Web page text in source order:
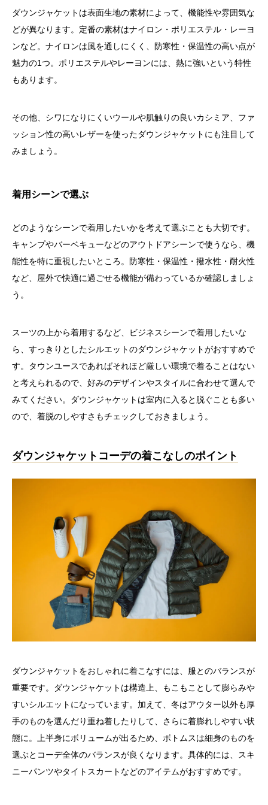
ダウンジャケットは表面生地の素材によって、機能性や雰囲気な
どが異なります。定番の素材はナイロン・ポリエステル・レーヨ
ンなど。ナイロンは風を通しにくく、防寒性・保温性の高い点が
魅力の1つ。ポリエステルやレーヨンには、熱に強いという特性
もあります。
その他、シワになりにくいウールや肌触りの良いカシミア、ファ
ッション性の高いレザーを使ったダウンジャケットにも注目して
みましょう。
着用シーンで選ぶ
どのようなシーンで着用したいかを考えて選ぶことも大切です。
キャンプやバーベキューなどのアウトドアシーンで使うなら、機
能性を特に重視したいところ。防寒性・保温性・撥水性・耐火性
など、屋外で快適に過ごせる機能が備わっているか確認しましょ
う。
スーツの上から着用するなど、ビジネスシーンで着用したいな
ら、すっきりとしたシルエットのダウンジャケットがおすすめで
す。タウンユースであればそれほど厳しい環境で着ることはない
と考えられるので、好みのデザインやスタイルに合わせて選んで
みてください。ダウンジャケットは室内に入ると脱ぐことも多い
ので、着脱のしやすさもチェックしておきましょう。
ダウンジャケットコーデの着こなしのポイント
ダウンジャケットをおしゃれに着こなすには、服とのバランスが
重要です。ダウンジャケットは構造上、もこもことして膨らみや
すいシルエットになっています。加えて、冬はアウター以外も厚
手のものを選んだり重ね着したりして、さらに着膨れしやすい状
態に。上半身にボリュームが出るため、ボトムスは細身のものを
選ぶとコーデ全体のバランスが良くなります。具体的には、スキ
ニーパンツやタイトスカートなどのアイテムがおすすめです。